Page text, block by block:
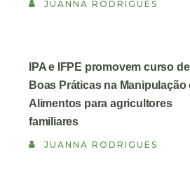
JUANNA RODRIGUES
IPA e IFPE promovem curso de
Boas Práticas na Manipulação
Alimentos para agricultores
familiares
JUANNA RODRIGUES